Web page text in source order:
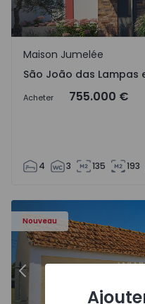
São João das Lampas
Maison Jumelée
São João das Lampas
Acheter 755.000 €
4 3 135 193
Nouveau
- 27
Maison T1 com Terrain
Précédent